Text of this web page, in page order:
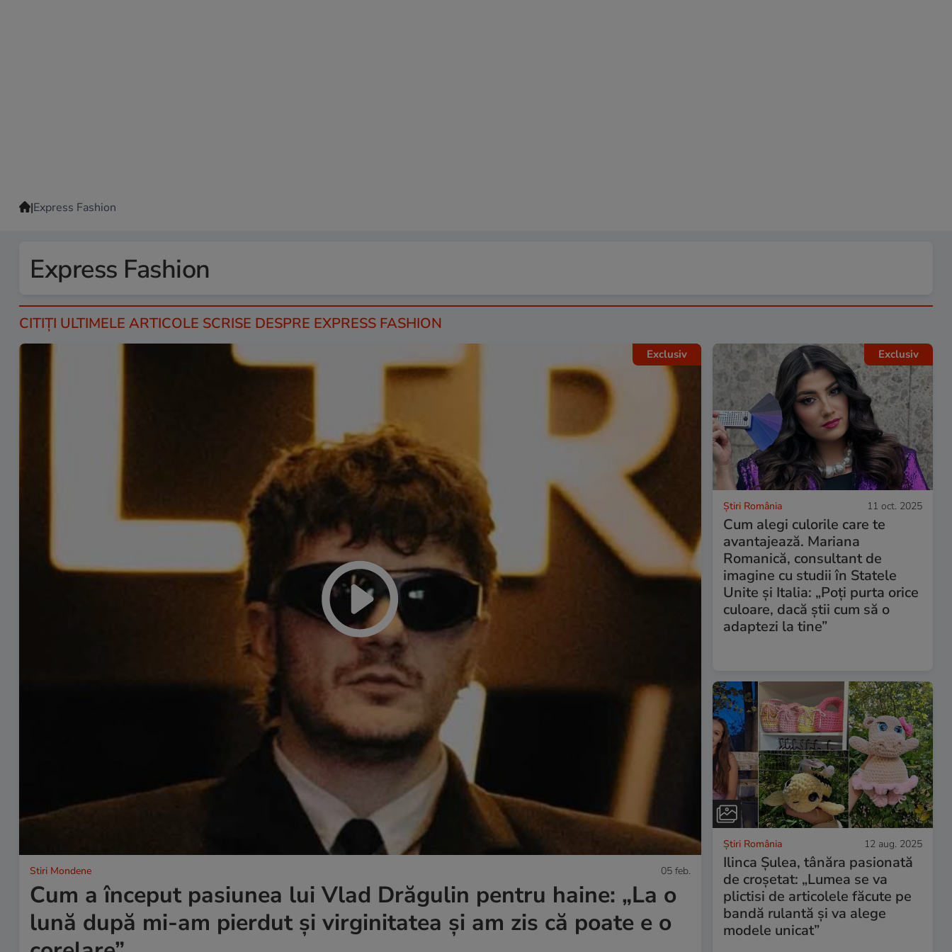
|Express Fashion
Express Fashion
CITIȚI ULTIMELE ARTICOLE SCRISE DESPRE EXPRESS FASHION
Exclusiv
Stiri Mondene 05 feb.
Cum a început pasiunea lui Vlad Drăgulin pentru haine: „La o
lună după mi-am pierdut și virginitatea și am zis că poate e o
Exclusiv
Știri România 11 oct. 2025
Cum alegi culorile care te
avantajează. Mariana
Romanică, consultant de
imagine cu studii în Statele
Unite și Italia: „Poți purta orice
culoare, dacă știi cum să o
adaptezi la tine”
Știri România 12 aug. 2025
Ilinca Șulea, tânăra pasionată
de croșetat: „Lumea se va
plictisi de articolele făcute pe
bandă rulantă și va alege
modele unicat”